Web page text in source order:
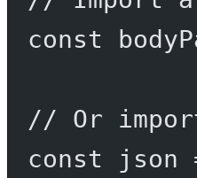
const
// Or
const
json